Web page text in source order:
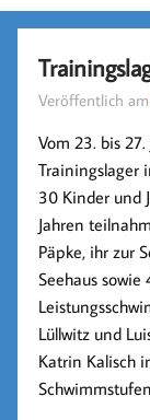
Veröffentlich am
Vom 23. bis
Trainingslager
30 Kinder und
Jahren
Päpke, ihr zur
Seehaus
Lüllwitz und
Katrin Kalisch